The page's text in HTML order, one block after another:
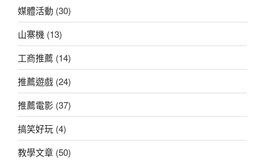
媒體活動 (30)
山寨機 (13)
工商推薦 (14)
推薦遊戲 (24)
推薦電影 (37)
搞笑好玩 (4)
教學文章 (50)